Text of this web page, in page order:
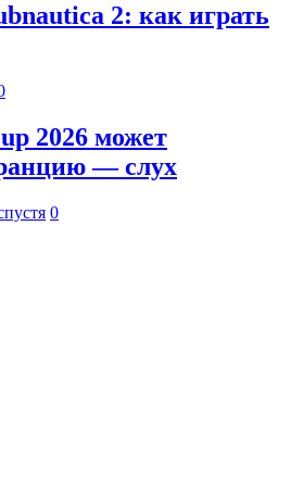
2: как играть
2026 может
— слух
0